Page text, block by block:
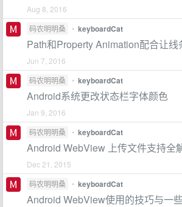
Aug 8, 2016
码农明明桑
• keyboardCat
Path和Property Animation配合让线
Jun 7, 2016
码农明明桑
• keyboardCat
Android系统更改状态栏字体颜色
Jan 9, 2016
码农明明桑
• keyboardCat
Android WebView 上传文件支持全
Dec 21, 2015
码农明明桑
• keyboardCat
Android WebView使用的技巧与一